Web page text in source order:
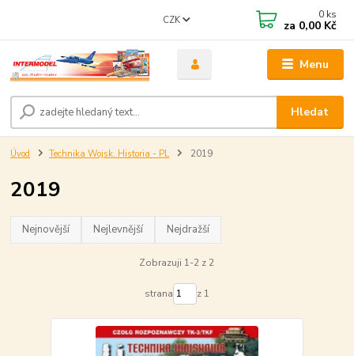
Menu
CZK
Hledat
0 ks
za 0,00 Kč
Úvod Technika Wojsk. Historia - PL 2019
2019
Nejnovější Nejlevnější Nejdražší
Zobrazuji 1-2 z 2
strana z 1